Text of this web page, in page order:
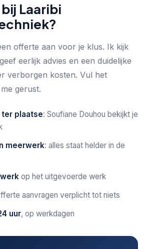
Laaribi
offerte aan voor je klus. Ik kijk
eerlijk advies en een duidelijke
verborgen kosten. Vul het
gerust.
plaatse: Soufiane Douhou bekijkt je
meerwerk: alles staat helder in de
op het uitgevoerde werk
aanvragen verplicht tot niets
uur, op werkdagen